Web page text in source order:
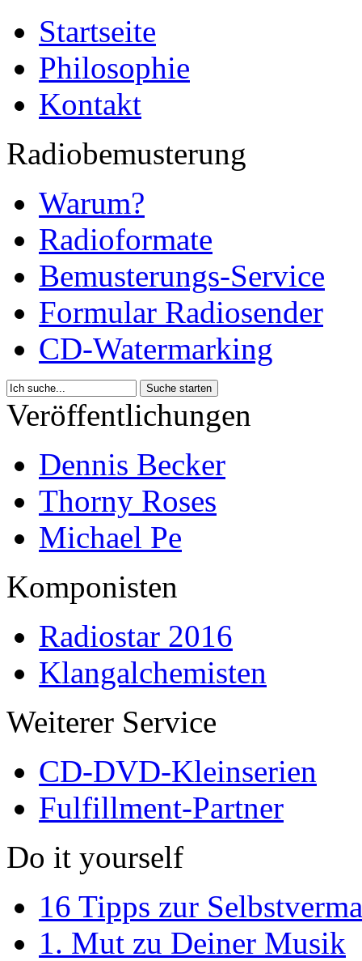
Startseite
Philosophie
Kontakt
Radiobemusterung
Warum?
Radioformate
Bemusterungs-Service
Formular Radiosender
CD-Watermarking
Veröffentlichungen
Dennis Becker
Thorny Roses
Michael Pe
Komponisten
Radiostar 2016
Klangalchemisten
Weiterer Service
CD-DVD-Kleinserien
Fulfillment-Partner
Do it yourself
16 Tipps zur
1. Mut zu Deiner Musik